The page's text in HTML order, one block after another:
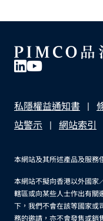
私隱權益通知書
站警示
網站索引
本網站及其所述產品及服務
本網站不擬向香港以外國家
轄區或向某些人士作出有關
下，我們不會在該等國家或
務的邀請，亦不會發售或銷